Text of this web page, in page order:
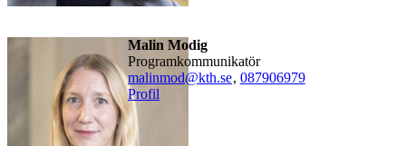
Malin Modig
Programkommunikatör
malinmod@kth.se, 087906979
Profil